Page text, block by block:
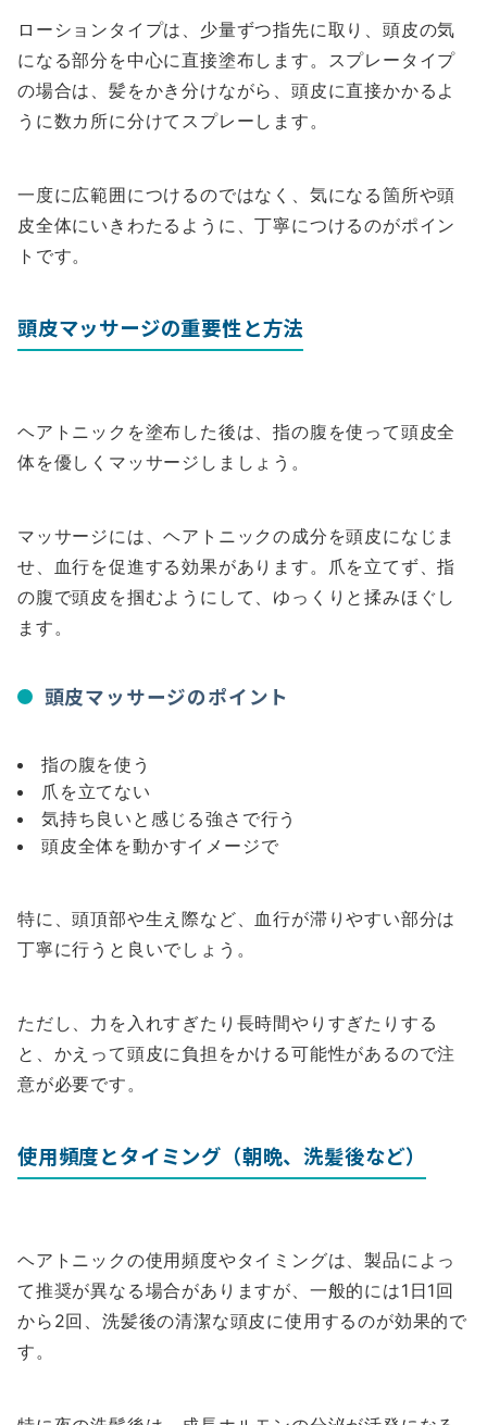
ローションタイプは、少量ずつ指先に取り、頭皮の気
になる部分を中心に直接塗布します。スプレータイプ
の場合は、髪をかき分けながら、頭皮に直接かかるよ
うに数カ所に分けてスプレーします。
一度に広範囲につけるのではなく、気になる箇所や頭
皮全体にいきわたるように、丁寧につけるのがポイン
トです。
頭皮マッサージの重要性と方法
ヘアトニックを塗布した後は、指の腹を使って頭皮全
体を優しくマッサージしましょう。
マッサージには、ヘアトニックの成分を頭皮になじま
せ、血行を促進する効果があります。爪を立てず、指
の腹で頭皮を掴むようにして、ゆっくりと揉みほぐし
ます。
頭皮マッサージのポイント
指の腹を使う
爪を立てない
気持ち良いと感じる強さで行う
頭皮全体を動かすイメージで
特に、頭頂部や生え際など、血行が滞りやすい部分は
丁寧に行うと良いでしょう。
ただし、力を入れすぎたり長時間やりすぎたりする
と、かえって頭皮に負担をかける可能性があるので注
意が必要です。
使用頻度とタイミング（朝晩、洗髪後など）
ヘアトニックの使用頻度やタイミングは、製品によっ
て推奨が異なる場合がありますが、一般的には1日1回
から2回、洗髪後の清潔な頭皮に使用するのが効果的で
す。